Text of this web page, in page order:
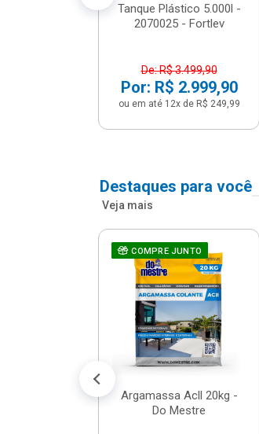
Tanque Plástico 5.000l -
2070025 - Fortlev
De: R$ 3.499,90
Por: R$ 2.999,90
ou em até 12x de R$ 249,99
Destaques para você
Veja mais
COMPRE JUNTO
Argamassa Acll 20kg -
Do Mestre